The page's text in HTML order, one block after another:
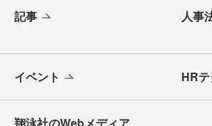
記事 人事
イベント HR